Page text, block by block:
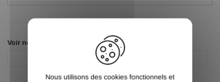
Voir nos autres pages :
Nous utilisons des cookies fonctionnels et